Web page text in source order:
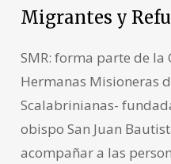
Migrantes y
SMR: forma parte de la
Hermanas Misioneras
Scalabrinianas-
obispo San Juan
acompañar a las